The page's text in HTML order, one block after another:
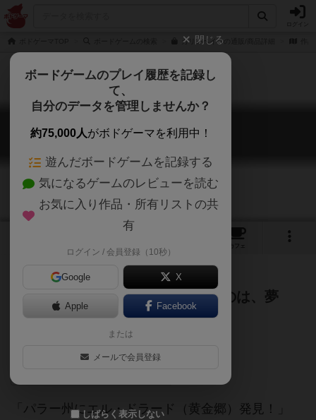
ガリンペイロの通販/商品詳細
ガリンペイロ
GARIMPEIRO
カフェ
エルドラド（金鉱山）で手にするのは、夢
か、それとも落胆か・・・
「パラー州にエル・ドラード（黄金郷）発見！」
閉じる
ボードゲームのプレイ履歴を記録し
て、
自分のデータを管理しませんか？
約75,000人がボドゲーマを利用中！
遊んだボードゲームを記録する
気になるゲームのレビューを読む
お気に入り作品・所有リストの共
有
ログイン / 会員登録（10秒）
Google X
Apple Facebook
または
メールで会員登録
しばらく表示しない